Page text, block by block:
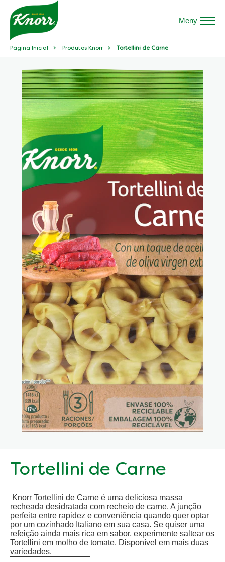
Meny
Página Inicial Produtos Knorr Tortellini de Carne
Tortellini de Carne
Knorr Tortellini de Carne é uma deliciosa massa
recheada desidratada com recheio de carne. A junção
perfeita entre rapidez e conveniência quando quer optar
por um cozinhado Italiano em sua casa. Se quiser uma
refeição ainda mais rica em sabor, experimente saltear os
Tortellini em molho de tomate. Disponível em mais duas
variedades.